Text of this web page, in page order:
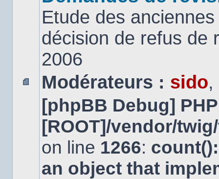
message
lu
Etude des
décision de refus de
2006
Modérateurs : sido,
[phpBB Debug]
[ROOT]/vendor/
on line 1266:
an object that